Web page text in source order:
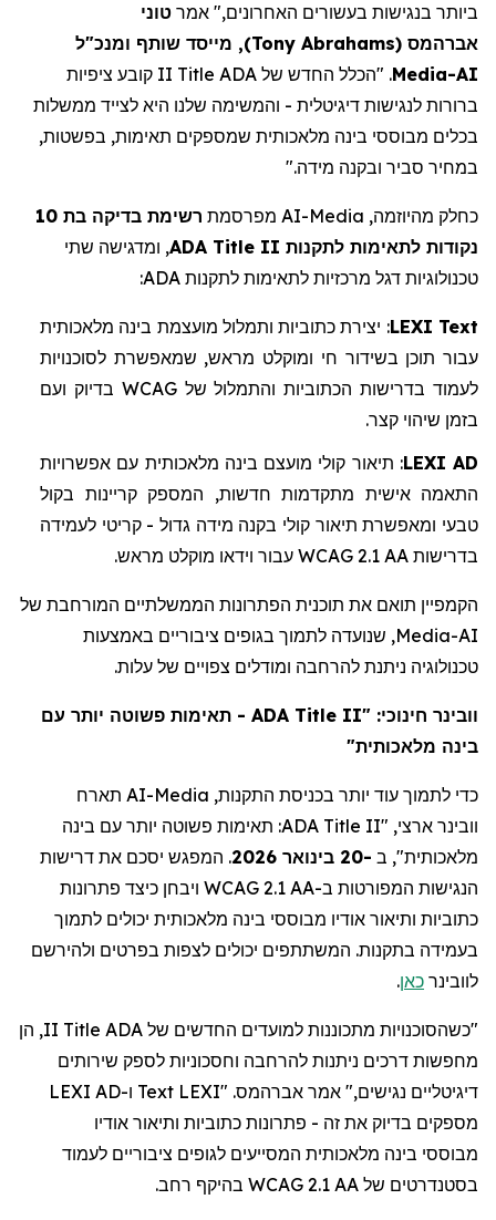
ביותר בנגישות בעשורים האחרונים," אמר טוני
אברהמס (
Tony Abrahams
), מייסד שותף ומנכ"ל
AI-
Media. "הכלל החדש של ADA Title
II קובע ציפיות
ברורות לנגישות דיגיטלית - והמשימה שלנו היא לצייד ממשלות
בכלים מבוססי בינה מלאכותית שמספקים תאימות, בפשטות,
במחיר סביר ובקנה מידה."
כחלק מהיוזמה, AI-Media מפרסמת
רשימת בדיקה בת 10
נקודות לתאימות לתקנות ADA Title II, ומדגישה שתי
טכנולוגיות דגל מרכזיות לתאימות לתקנות ADA
:
LEXI Text
: יצירת כתוביות ותמלול מועצמת בינה מלאכותית
עבור תוכן בשידור חי ומוקלט מראש, שמאפשרת לסוכנויות
לעמוד בדרישות הכתוביות והתמלול של WCAG בדיוק ועם
בזמן שיהוי קצר.
LEXI AD
: תיאור קולי מועצם בינה מלאכותית עם אפשרויות
התאמה אישית מתקדמות חדשות, המספק קריינות בקול
טבעי ומאפשרת תיאור קולי בקנה מידה גדול-קריטי לעמידה
בדרישות WCAG 2.1 AA עבור וידאו מוקלט מראש.
הקמפיין תואם את תוכנית הפתרונות הממשלתיים המורחבת של
AI-
Media, שנועדה לתמוך בגופים ציבוריים באמצעות
טכנולוגיה ניתנת להרחבה ומודלים צפויים של עלות.
וובינר חינוכי: "ADA Title II - תאימות פשוטה יותר עם
בינה מלאכותית"
כדי לתמוך עוד יותר בכניסת התקנות, AI-Media תארח
וובינר ארצי, "ADA Title II: תאימות פשוטה יותר עם בינה
מלאכותית", ב -20 בינואר 2026 . המפגש יסכם את דרישות
הנגישות המפורטות ב-WCAG 2.1 AA ויבחן כיצד פתרונות
כתוביות ותיאור אודיו מבוססי בינה מלאכותית יכולים לתמוך
בעמידה בתקנות. המשתתפים יכולים לצפות בפרטים ולהירשם
לוובינר כאן.
"כשהסוכנויות מתכוננות למועדים החדשים של ADA Title
II, הן
מחפשות דרכים ניתנות להרחבה וחסכוניות לספק שירותים
דיגיטליים נגישים," אמר אברהמס. "LEXI
Text
ו-LEXI AD
מספקים בדיוק את זה - פתרונות כתוביות ותיאור אודיו
מבוססי בינה מלאכותית המסייעים לגופים ציבוריים לעמוד
בסטנדרטים של WCAG 2.1 AA בהיקף רחב.